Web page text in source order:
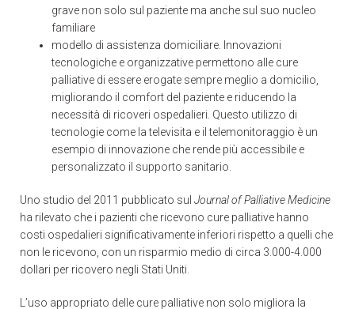
grave non solo sul paziente ma anche sul suo nucleo
familiare
modello di assistenza domiciliare. Innovazioni
tecnologiche e organizzative permettono alle cure
palliative di essere erogate sempre meglio a domicilio,
migliorando il comfort del paziente e riducendo la
necessità di ricoveri ospedalieri. Questo utilizzo di
tecnologie come la televisita e il telemonitoraggio è un
esempio di innovazione che rende più accessibile e
personalizzato il supporto sanitario.
Uno studio del 2011 pubblicato sul Journal of Palliative Medicine
ha rilevato che i pazienti che ricevono cure palliative hanno
costi ospedalieri significativamente inferiori rispetto a quelli che
non le ricevono, con un risparmio medio di circa 3.000-4.000
dollari per ricovero negli Stati Uniti.
L’uso appropriato delle cure palliative non solo migliora la